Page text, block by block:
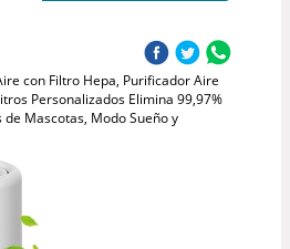
con Filtro Hepa, Purificador Aire
Personalizados Elimina 99,97%
de Mascotas, Modo Sueño y